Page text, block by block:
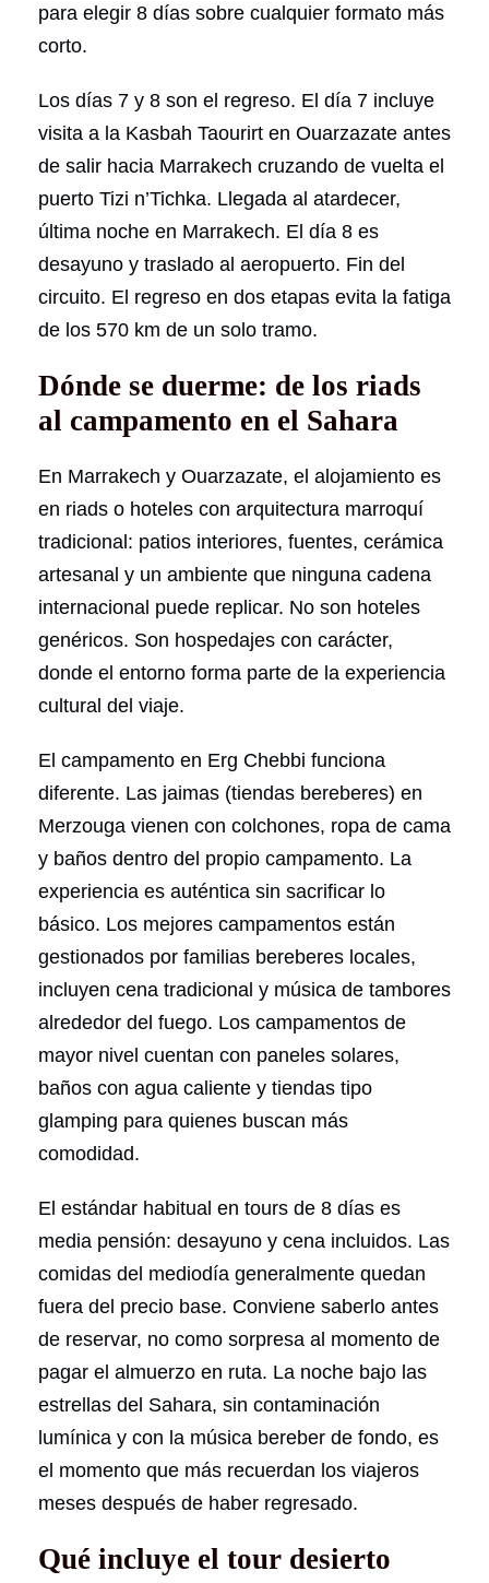
para elegir 8 días sobre cualquier formato más
corto.
Los días 7 y 8 son el regreso. El día 7 incluye
visita a la Kasbah Taourirt en Ouarzazate antes
de salir hacia Marrakech cruzando de vuelta el
puerto Tizi n’Tichka. Llegada al atardecer,
última noche en Marrakech. El día 8 es
desayuno y traslado al aeropuerto. Fin del
circuito. El regreso en dos etapas evita la fatiga
de los 570 km de un solo tramo.
Dónde se duerme: de los riads
al campamento en el Sahara
En Marrakech y Ouarzazate, el alojamiento es
en riads o hoteles con arquitectura marroquí
tradicional: patios interiores, fuentes, cerámica
artesanal y un ambiente que ninguna cadena
internacional puede replicar. No son hoteles
genéricos. Son hospedajes con carácter,
donde el entorno forma parte de la experiencia
cultural del viaje.
El campamento en Erg Chebbi funciona
diferente. Las jaimas (tiendas bereberes) en
Merzouga vienen con colchones, ropa de cama
y baños dentro del propio campamento. La
experiencia es auténtica sin sacrificar lo
básico. Los mejores campamentos están
gestionados por familias bereberes locales,
incluyen cena tradicional y música de tambores
alrededor del fuego. Los campamentos de
mayor nivel cuentan con paneles solares,
baños con agua caliente y tiendas tipo
glamping para quienes buscan más
comodidad.
El estándar habitual en tours de 8 días es
media pensión: desayuno y cena incluidos. Las
comidas del mediodía generalmente quedan
fuera del precio base. Conviene saberlo antes
de reservar, no como sorpresa al momento de
pagar el almuerzo en ruta. La noche bajo las
estrellas del Sahara, sin contaminación
lumínica y con la música bereber de fondo, es
el momento que más recuerdan los viajeros
meses después de haber regresado.
Qué incluye el tour desierto